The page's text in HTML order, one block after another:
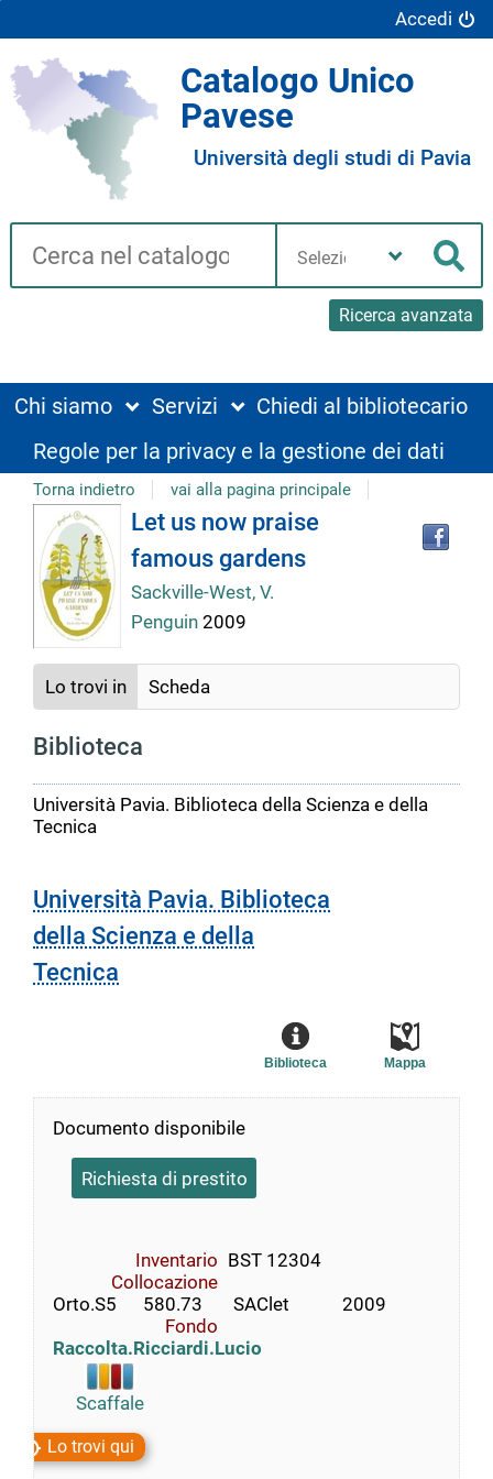
Accedi
Catalogo Unico
Pavese
Università degli studi di Pavia
Cerca su "Catalogo"
Ricerca avanzata
biblioteca
Chi siamo Servizi
Chiedi al bibliotecario
Regole per la privacy e la gestione dei dati
Torna indietro vai alla pagina principale
Dettaglio
del
documento
Let us now praise
famous gardens
Sackville-West, V.
Penguin 2009
Lo trovi in Scheda
Biblioteca
Università Pavia. Biblioteca della Scienza e della
Tecnica
Università Pavia. Biblioteca
della Scienza e della
Tecnica
Mappa
Biblioteca
Documento disponibile
Richiesta di prestito
Inventario BST 12304
Collocazione
Orto.S5      580.73       SAClet            2009
Fondo
Raccolta.Ricciardi.Lucio
Scaffale
Lo trovi qui